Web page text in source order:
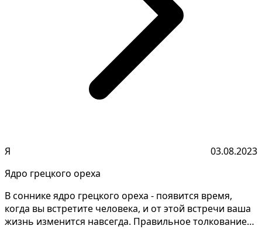
Я
03.08.2023
Ядро грецкого ореха
В соннике ядро грецкого ореха - появится время,
когда вы встретите человека, и от этой встречи ваша
жизнь изменится навсегда. Правильное толкование